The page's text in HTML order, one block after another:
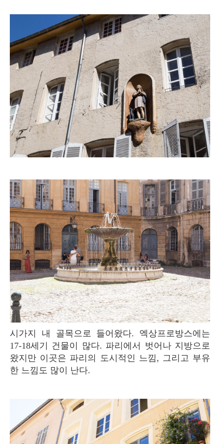
시가지 내 골목으로 들어왔다. 엑상프로방스에는
17-18세기 건물이 많다. 파리에서 벗어나 지방으로
왔지만 이곳은 파리의 도시적인 느낌, 그리고 부유
한 느낌도 많이 난다.